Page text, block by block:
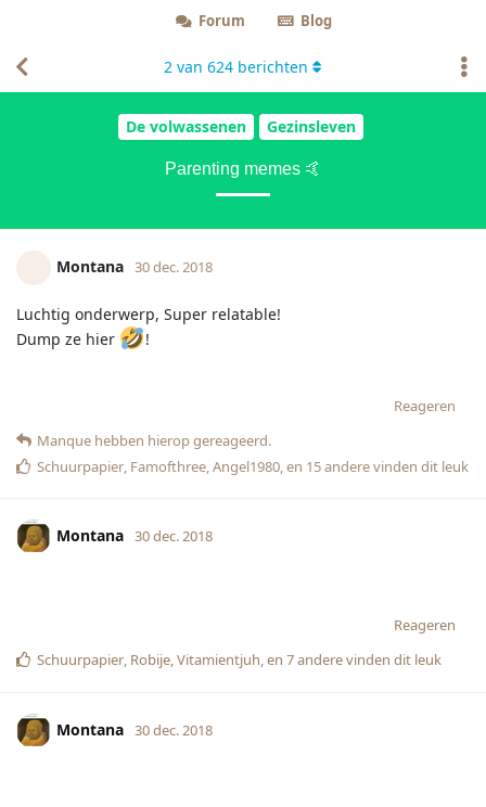
Forum Blog
De volwassenen Gezinsleven
Parenting memes 🤙
2 van 624 berichten
Montana 30 dec. 2018
Luchtig onderwerp, Super relatable!
Dump ze hier
!
Reageren
Manque hebben hierop gereageerd.
Schuurpapier, Famofthree,Angel1980, en 15anderevinden dit leuk
Montana 30 dec. 2018
Reageren
Schuurpapier, Robije,Vitamientjuh, en 7anderevinden dit leuk
Montana 30 dec. 2018